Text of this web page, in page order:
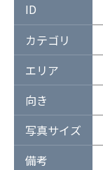
ID
カテゴリ
エリア
向き
写真サイズ
備考